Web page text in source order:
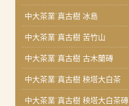
中大茶業˙真古樹 冰島
中大茶業˙真古樹 苦竹山
中大茶業˙真古樹 古木蘭磚
中大茶業˙真古樹 秧塔大白茶
中大茶業˙真古樹 秧塔大白茶磚